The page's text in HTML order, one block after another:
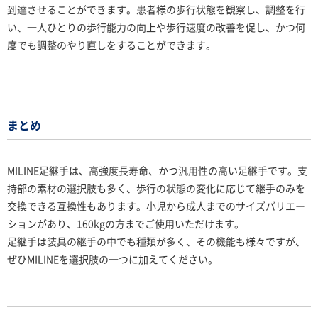
到達させることができます。患者様の歩行状態を観察し、調整を行
い、一人ひとりの歩行能力の向上や歩行速度の改善を促し、かつ何
度でも調整のやり直しをすることができます。
まとめ
MILINE足継手は、高強度長寿命、かつ汎用性の高い足継手です。支
持部の素材の選択肢も多く、歩行の状態の変化に応じて継手のみを
交換できる互換性もあります。小児から成人までのサイズバリエー
ションがあり、160kgの方までご使用いただけます。
足継手は装具の継手の中でも種類が多く、その機能も様々ですが、
ぜひMILINEを選択肢の一つに加えてください。